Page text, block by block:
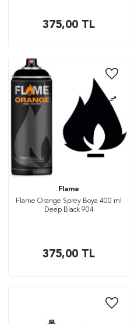
375,00 TL
Flame
Flame Orange Sprey Boya 400 ml
Deep Black 904
375,00 TL